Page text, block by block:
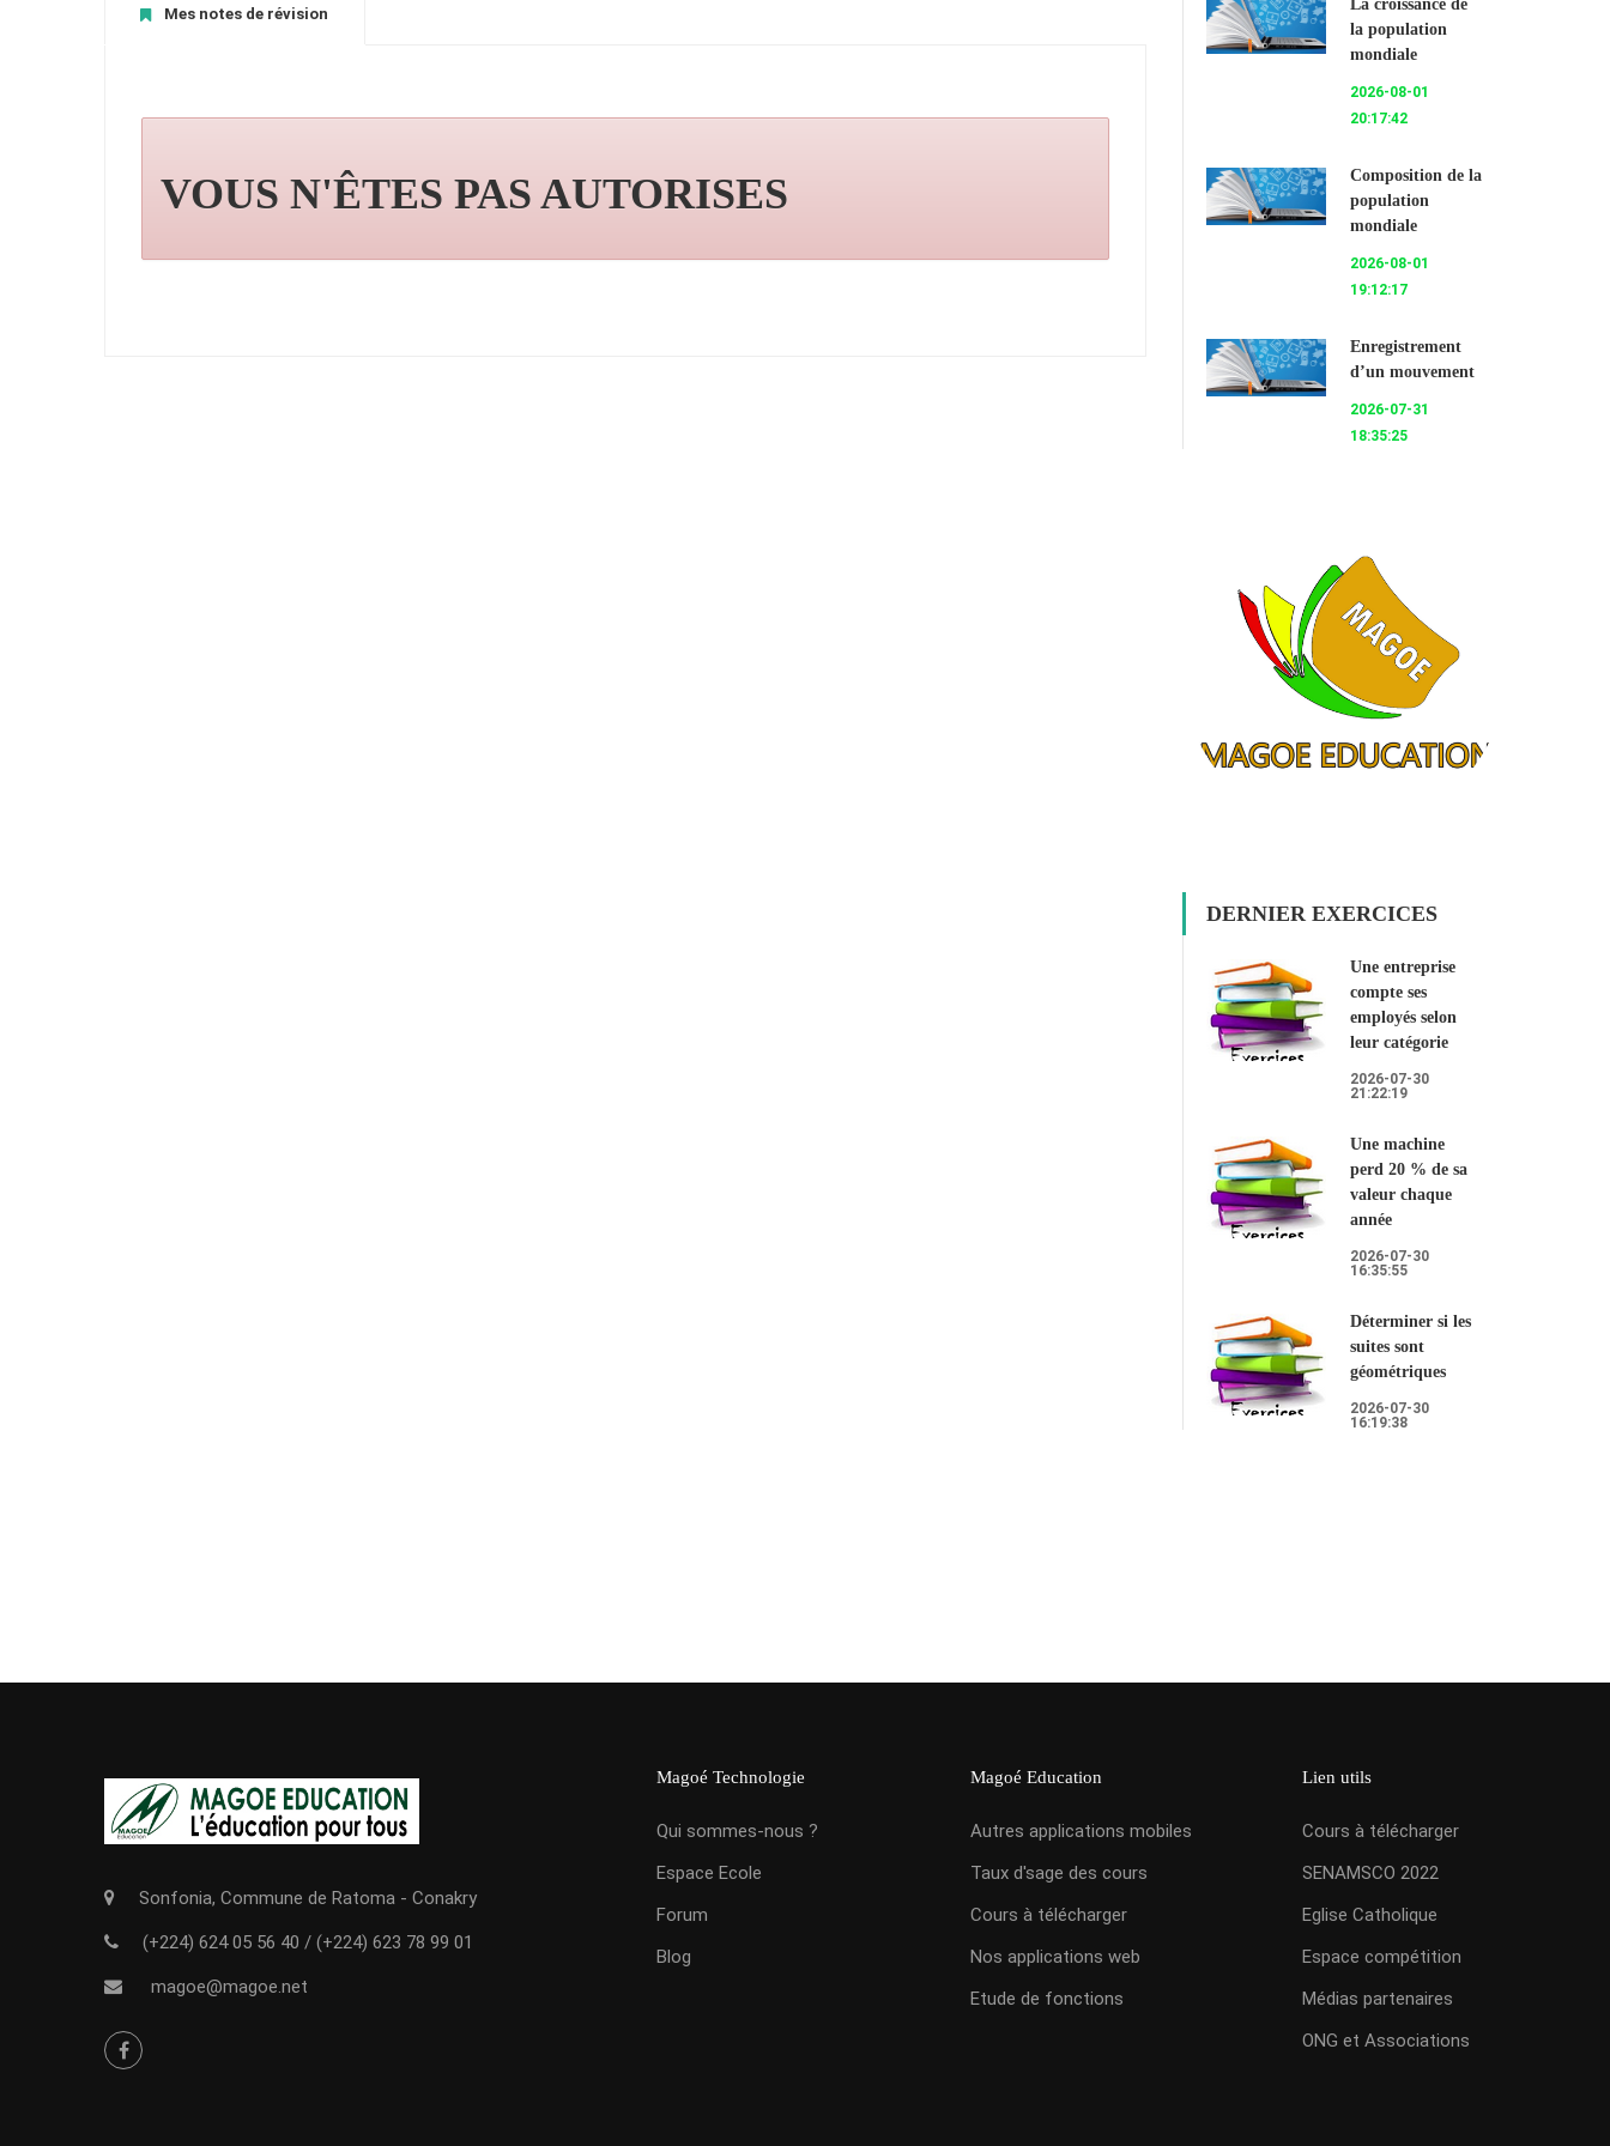
Mes notes de révision
VOUS N'ÊTES PAS AUTORISES
La croissance de
la population
mondiale
2026-08-01
20:17:42
Composition de la
population
mondiale
2026-08-01
19:12:17
Enregistrement
d’un mouvement
2026-07-31
18:35:25
DERNIER EXERCICES
Une entreprise
compte ses
employés selon
leur catégorie
2026-07-30
21:22:19
Une machine
perd 20 % de sa
valeur chaque
année
2026-07-30
16:35:55
Déterminer si les
suites sont
géométriques
2026-07-30
16:19:38
Sonfonia, Commune de Ratoma - Conakry
(+224) 624 05 56 40 / (+224) 623 78 99 01
magoe@magoe.net
Magoé Technologie
Qui sommes-nous ?
Espace Ecole
Forum
Blog
Magoé Education
Autres applications mobiles
Taux d'sage des cours
Cours à télécharger
Nos applications web
Etude de fonctions
Lien utils
Cours à télécharger
SENAMSCO 2022
Eglise Catholique
Espace compétition
Médias partenaires
ONG et Associations